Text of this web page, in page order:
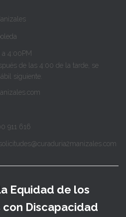
a 4:00PM
de las 4:00 de la tarde, se
siguiente.
911 616
Equidad de los
Discapacidad